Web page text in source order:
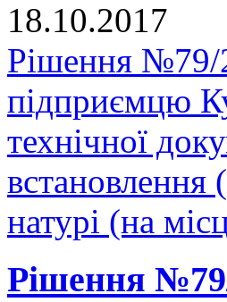
18.10.2017
Рішення №79/
підприємцю
технічної
встановлення
натурі (на
Рішення